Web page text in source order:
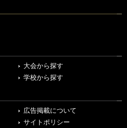
大会から探す
学校から探す
広告掲載について
サイトポリシー